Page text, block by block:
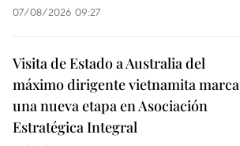
07/08/2026 09:27
Visita de Estado a Australia del
máximo dirigente vietnamita marca
una nueva etapa en Asociación
Estratégica Integral